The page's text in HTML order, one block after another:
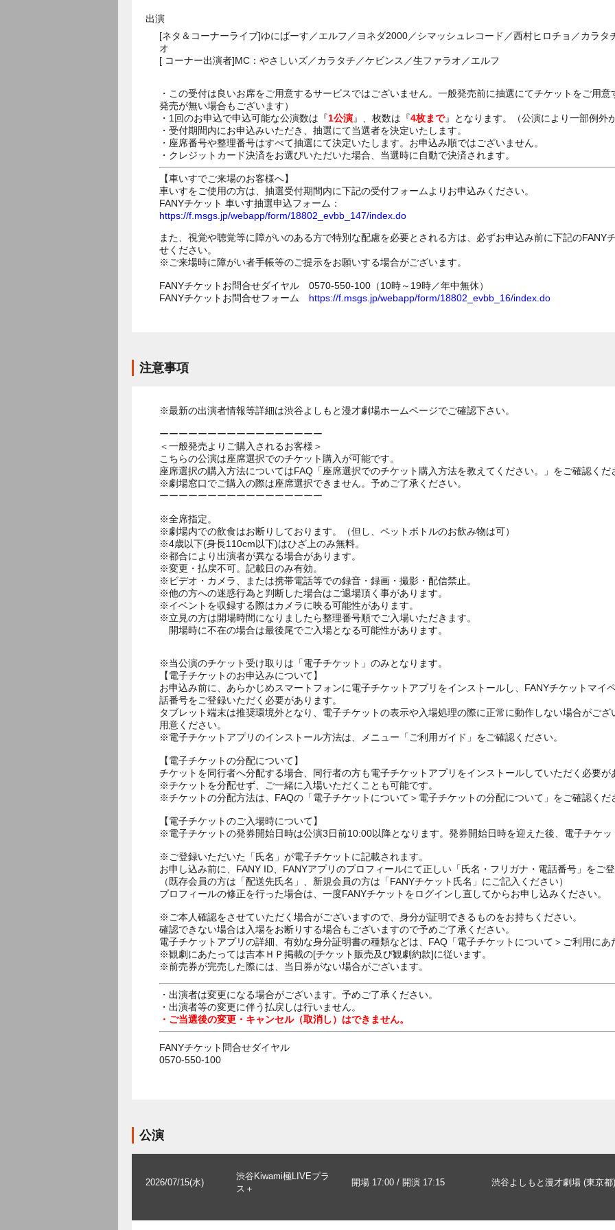
出演
[ネタ＆コーナーライブ]ゆにばーす／エルフ／ヨネダ2000／シマッシュレコード／西村ヒロチョ／カラ
オ
[ コーナー出演者]MC：やさしいズ／カラタチ／ケビンス／生ファラオ／エルフ
・この受付は良いお席をご用意するサービスではございません。一般発売前に抽選にてチケットをご用
発売が無い場合もございます）
・1回のお申込で申込可能な公演数は『1公演』、枚数は『4枚まで』となります。（公演により一部例外
・受付期間内にお申込みいただき、抽選にて当選者を決定いたします。
・座席番号や整理番号はすべて抽選にて決定いたします。お申込み順ではございません。
・クレジットカード決済をお選びいただいた場合、当選時に自動で決済されます。
【車いすでご来場のお客様へ】
車いすをご使用の方は、抽選受付期間内に下記の受付フォームよりお申込みください。
FANYチケット 車いす抽選申込フォーム：
https://f.msgs.jp/webapp/form/18802_evbb_147/index.do
また、視覚や聴覚等に障がいのある方で特別な配慮を必要とされる方は、必ずお申込み前に下記のFANY
せください。
※ご来場時に障がい者手帳等のご提示をお願いする場合がございます。
FANYチケットお問合せダイヤル 0570-550-100（10時～19時／年中無休）
FANYチケットお問合せフォーム https://f.msgs.jp/webapp/form/18802_evbb_16/index.do
注意事項
※最新の出演者情報等詳細は渋谷よしもと漫才劇場ホームページでご確認下さい。
ーーーーーーーーーーーーーーーーー
＜一般発売よりご購入されるお客様＞
こちらの公演は座席選択でのチケット購入が可能です。
座席選択の購入方法についてはFAQ「座席選択でのチケット購入方法を教えてください。」をご確認くだ
※劇場窓口でご購入の際は座席選択できません。予めご了承ください。
ーーーーーーーーーーーーーーーーー
※全席指定。
※劇場内での飲食はお断りしております。（但し、ペットボトルのお飲み物は可）
※4歳以下(身長110cm以下)はひざ上のみ無料。
※都合により出演者が異なる場合があります。
※変更・払戻不可。記載日のみ有効。
※ビデオ・カメラ、または携帯電話等での録音・録画・撮影・配信禁止。
※他の方への迷惑行為と判断した場合はご退場頂く事があります。
※イベントを収録する際はカメラに映る可能性があります。
※立見の方は開場時間になりましたら整理番号順でご入場いただきます。
開場時に不在の場合は最後尾でご入場となる可能性があります。
※当公演のチケット受け取りは「電子チケット」のみとなります。
【電子チケットのお申込みについて】
お申込み前に、あらかじめスマートフォンに電子チケットアプリをインストールし、FANYチケットマイ
話番号をご登録いただく必要があります。
タブレット端末は推奨環境外となり、電子チケットの表示や入場処理の際に正常に動作しない場合がご
用意ください。
※電子チケットアプリのインストール方法は、メニュー「ご利用ガイド」をご確認ください。
【電子チケットの分配について】
チケットを同行者へ分配する場合、同行者の方も電子チケットアプリをインストールしていただく必要が
※チケットを分配せず、ご一緒に入場いただくことも可能です。
※チケットの分配方法は、FAQの「電子チケットについて＞電子チケットの分配について」をご確認くだ
【電子チケットのご入場時について】
※電子チケットの発券開始日時は公演3日前10:00以降となります。発券開始日時を迎えた後、電子チケ
※ご登録いただいた「氏名」が電子チケットに記載されます。
お申し込み前に、FANY ID、FANYアプリのプロフィールにて正しい「氏名・フリガナ・電話番号」をご
（既存会員の方は「配送先氏名」、新規会員の方は「FANYチケット氏名」にご記入ください）
プロフィールの修正を行った場合は、一度FANYチケットをログインし直してからお申し込みください
※ご本人確認をさせていただく場合がございますので、身分が証明できるものをお持ちください。
確認できない場合は入場をお断りする場合もございますので予めご了承ください。
電子チケットアプリの詳細、有効な身分証明書の種類などは、FAQ「電子チケットについて＞ご利用に
※観劇にあたっては吉本ＨＰ掲載の[チケット販売及び観劇約款]に従います。
※前売券が完売した際には、当日券がない場合がございます。
・出演者は変更になる場合がございます。予めご了承ください。
・出演者等の変更に伴う払戻しは行いません。
・ご当選後の変更・キャンセル（取消し）はできません。
FANYチケット問合せダイヤル
0570-550-100
公演
2026/07/15(水)
渋谷Kiwami極LIVEプラ
ス＋
開場 17:00 / 開演 17:15 渋谷よしもと漫才劇場 (東京都